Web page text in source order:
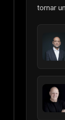
tornar